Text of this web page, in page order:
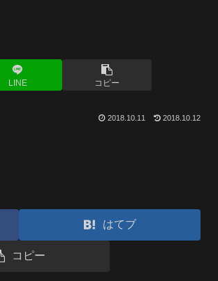
LINE コピー
2018.10.11 2018.10.12
はてブ
コピー